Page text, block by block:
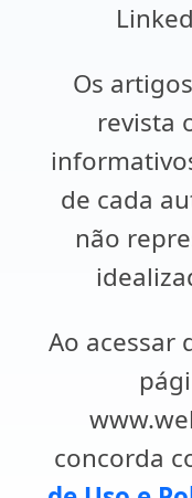
Os
revista
de cada
não
Ao acessar
concorda